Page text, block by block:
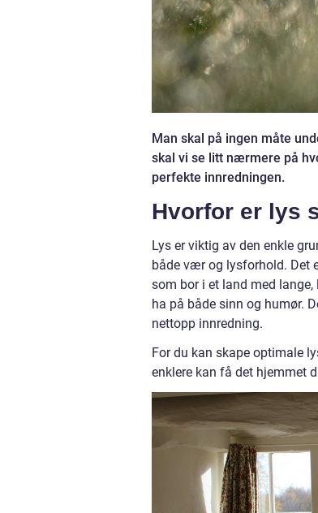
Man skal på ingen måte
skal vi se litt nærmere på
perfekte innredningen.
Hvorfor er lys
Lys er viktig av den enkle
både vær og lysforhold. Det
som bor i et land med
ha på både sinn og humør.
nettopp innredning.
For du kan skape optimale
enklere kan få det hjemmet